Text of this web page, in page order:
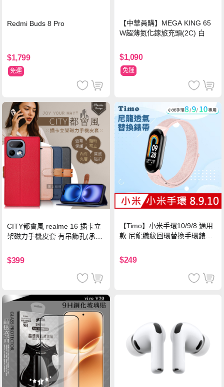
Redmi Buds 8 Pro
$1,799
免運
【中華員購】MEGA KING 65
W超薄氮化鎵旅充頭(2C) 白
$1,090
免運
CITY都會風 realme 16 插卡立
架磁力手機皮套 有吊飾孔(承諾
$399
【Timo】小米手環10/9/8 通用
款 尼龍織紋回環替換手環錶帶-
$249